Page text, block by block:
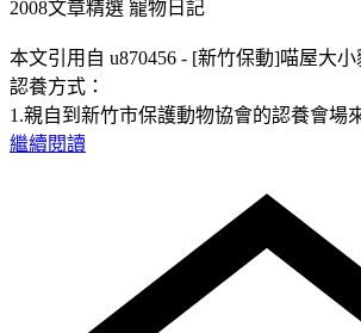
2008文章精選 寵物日記
本文引用自 u870456 - [新竹保動]喵屋大
認養方式：
1.親自到新竹市保護動物協會的認養會場
繼續閱讀